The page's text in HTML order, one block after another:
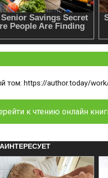
том: https://author.today/
к чтению онлайн